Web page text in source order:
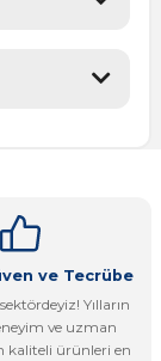
ve Tecrübe
Yılların
ve uzman
kaliteli ürünleri en